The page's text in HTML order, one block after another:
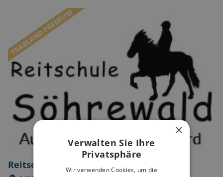
TRABLAND PREMIUM
Reitschule Söhrewald
×
Verwalten Sie Ihre
Privatsphäre
Wir verwenden Cookies, um die